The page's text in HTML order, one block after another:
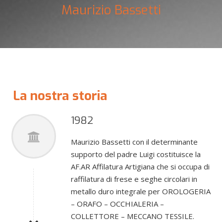
Maurizio Bassetti
La nostra storia
1982
Maurizio Bassetti con il determinante
supporto del padre Luigi costituisce la
AF.AR Affilatura Artigiana che si occupa di
raffilatura di frese e seghe circolari in
metallo duro integrale per OROLOGERIA
– ORAFO – OCCHIALERIA –
COLLETTORE – MECCANO TESSILE.